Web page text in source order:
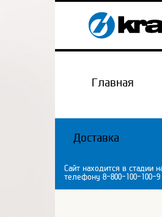
Главная
Доставка
Сайт находится в стадии
телефону 8-800-100-100-9